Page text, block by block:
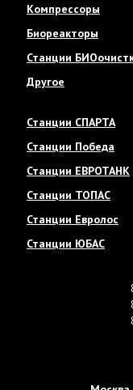
Компрессоры
Биореакторы
Станции
Другое
Станции СПАРТА
Станции Победа
Станции ЕВРОТАНК
Станции ТОПАС
Станции Евролос
Станции ЮБАС